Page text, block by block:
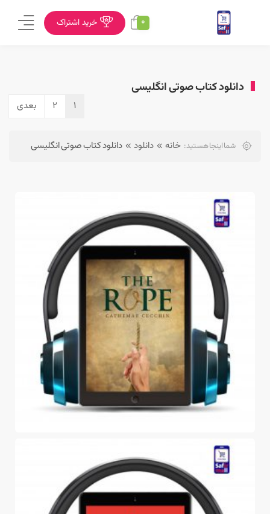
0 خرید اشتراک
دانلود کتاب صوتی انگلیسی
1
2 بعدی
شما اینجا هستید: خانه دانلود دانلود کتاب صوتی انگلیسی